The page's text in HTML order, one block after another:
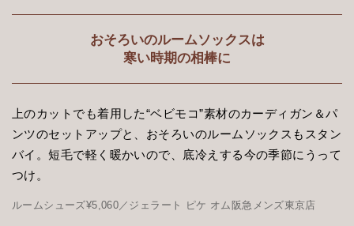
おそろいのルームソックスは
寒い時期の相棒に
上のカットでも着用した“ベビモコ”素材のカーディガン＆パ
ンツのセットアップと、おそろいのルームソックスもスタン
バイ。短毛で軽く暖かいので、底冷えする今の季節にうって
つけ。
ルームシューズ¥5,060／ジェラート ピケ オム阪急メンズ東京店